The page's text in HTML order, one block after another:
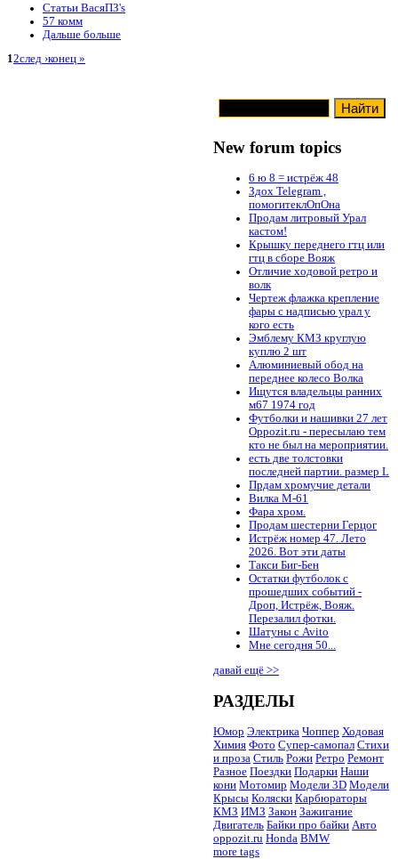
Статьи ВасяПЗ's
57 комм
Дальше больше
12след ›конец »
New forum topics
6 ю 8 = истрёж 48
Здох Telegram ,
помогитеклОпОна
Продам литровый Урал
кастом!
Крышку переднего гтц или
гтц в сборе Вояж
Отличие ходовой ретро и
волк
Чертеж флажка крепление
фары с надписью урал у
кого есть
Эмблему КМЗ круглую
куплю 2 шт
Алюминиевый обод на
переднее колесо Волка
Ищутся владельцы ранних
м67 1974 год
Футболки и нашивки 27 лет
Oppozit.ru - пересылаю тем
кто не был на мероприятии.
есть две толстовки
последней партии. размер L
Прдам хромучие детали
Вилка М-61
Фара хром.
Продам шестерни Герцог
Истрёж номер 47. Лето
2026. Вот эти даты
Такси Биг-Бен
Остатки футболок с
прошедших событий -
Дроп, Истрёж, Вояж.
Перезалил фотки.
Шатуны с Avito
Мне сегодня 50...
давай ещё >>
РАЗДЕЛЫ
Юмор Электрика Чоппер Ходовая
Химия Фото Супер-самопал Стихи
и проза Стиль Рожи Ретро Ремонт
Разное Поездки Подарки Наши
кони Мотомир Модели 3D Модели
Крысы Коляски Карбюраторы
КМЗ ИМЗ Закон Зажигание
Двигатель Байки про байки Авто
oppozit.ru Honda BMW
more tags